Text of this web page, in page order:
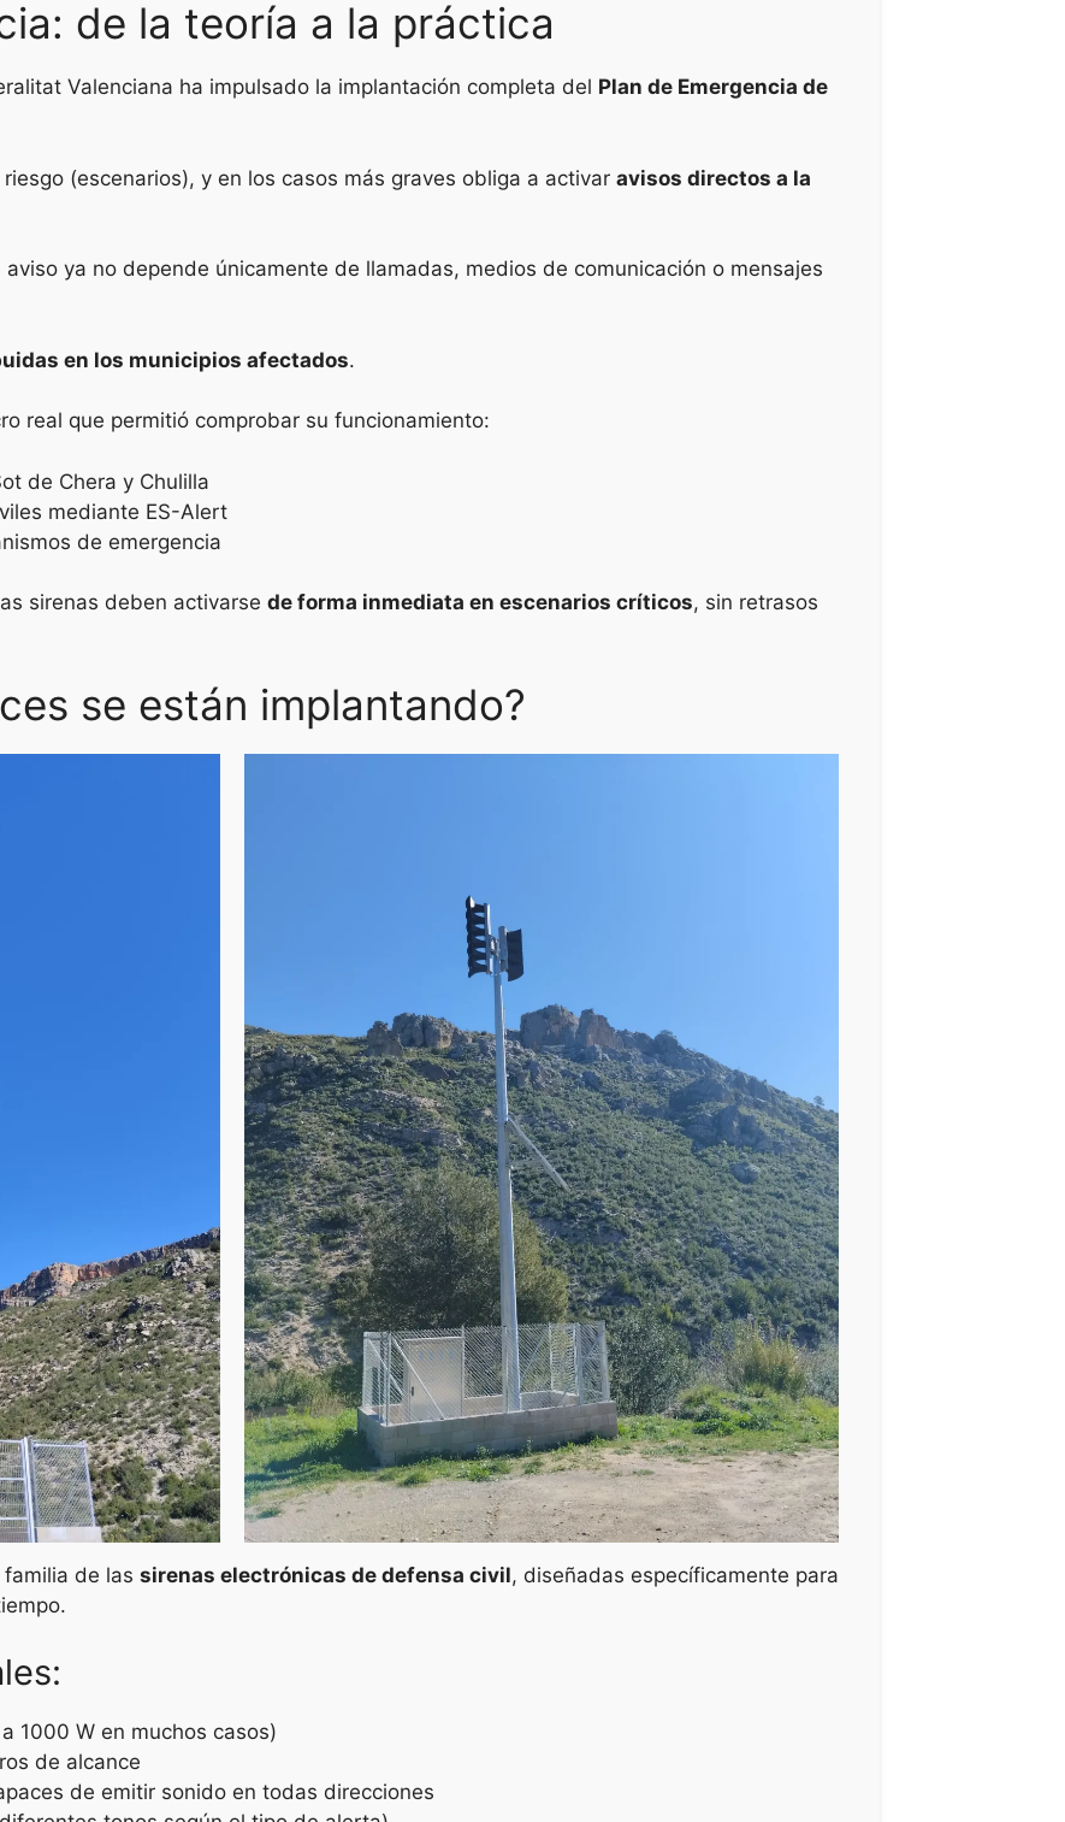
de la teoría a la práctica
Valenciana ha impulsado la implantación completa del Plan de Emergencia de
(escenarios), y en los casos más graves obliga a activar avisos directos a la
ya no depende únicamente de llamadas, medios de comunicación o mensajes
en los municipios afectados.
real que permitió comprobar su funcionamiento:
de Chera y Chulilla
mediante ES-Alert
de emergencia
sirenas deben activarse de forma inmediata en escenarios críticos, sin retrasos
se están implantando?
de las sirenas electrónicas de defensa civil, diseñadas específicamente para
1000 W en muchos casos)
de alcance
de emitir sonido en todas direcciones